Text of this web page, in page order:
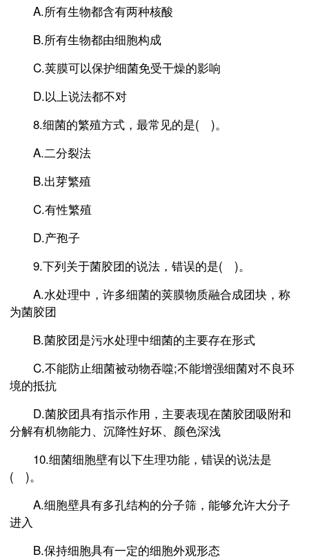
A.所有生物都含有两种核酸
B.所有生物都由细胞构成
C.荚膜可以保护细菌免受干燥的影响
D.以上说法都不对
8.细菌的繁殖方式，最常见的是( )。
A.二分裂法
B.出芽繁殖
C.有性繁殖
D.产孢子
9.下列关于菌胶团的说法，错误的是( )。
A.水处理中，许多细菌的荚膜物质融合成团块，称
为菌胶团
B.菌胶团是污水处理中细菌的主要存在形式
C.不能防止细菌被动物吞噬;不能增强细菌对不良环
境的抵抗
D.菌胶团具有指示作用，主要表现在菌胶团吸附和
分解有机物能力、沉降性好坏、颜色深浅
10.细菌细胞壁有以下生理功能，错误的说法是
( )。
A.细胞壁具有多孔结构的分子筛，能够允许大分子
进入
B.保持细胞具有一定的细胞外观形态